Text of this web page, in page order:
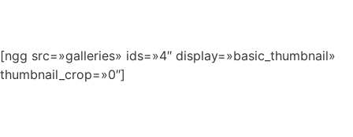
[ngg src=»galleries» ids=»4″ display=»basic_thumbnail»
thumbnail_crop=»0″]